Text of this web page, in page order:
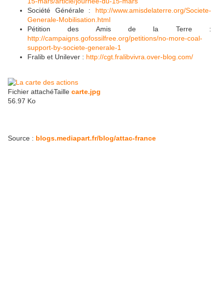
Société Générale : http://www.amisdelaterre.org/Societe-
Generale-Mobilisation.html
Pétition des Amis de la Terre :
http://campaigns.gofossilfree.org/petitions/no-more-coal-
support-by-societe-generale-1
Fralib et Unilever : http://cgt.fralibvivra.over-blog.com/
Fichier attachéTaille carte.jpg
56.97 Ko
Source : blogs.mediapart.fr/blog/attac-france